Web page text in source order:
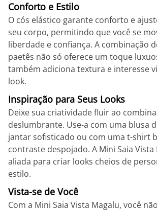
Conforto e Estilo
O cós elástico garante conforto e
seu corpo, permitindo que você se
liberdade e confiança. A combinação
paetês não só oferece um toque
também adiciona textura e interesse
look.
Inspiração para Seus Looks
Deixe sua criatividade fluir ao
deslumbrante. Use-a com uma blusa
jantar sofisticado ou com uma t-shirt
contraste despojado. A Mini Saia Vista
aliada para criar looks cheios de
estilo.
Vista-se de Você
Com a Mini Saia Vista Magalu, você